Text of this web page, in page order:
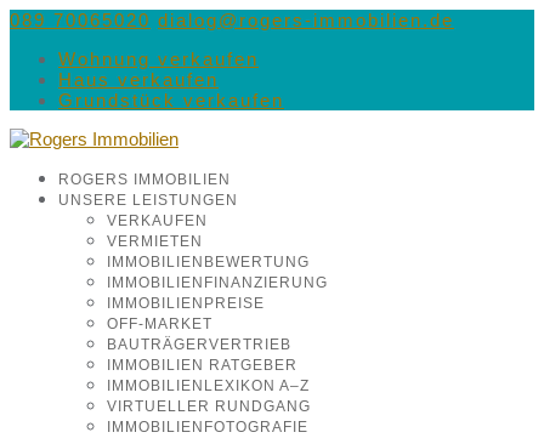
089 70065020 dialog@rogers-immobilien.de
Wohnung verkaufen
Haus verkaufen
Grundstück verkaufen
ROGERS IMMOBILIEN
UNSERE LEISTUNGEN
VERKAUFEN
VERMIETEN
IMMOBILIENBEWERTUNG
IMMOBILIENFINANZIERUNG
IMMOBILIENPREISE
OFF-MARKET
BAUTRÄGERVERTRIEB
IMMOBILIEN RATGEBER
IMMOBILIENLEXIKON A–Z
VIRTUELLER RUNDGANG
IMMOBILIENFOTOGRAFIE